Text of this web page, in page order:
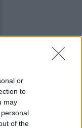
or
to
may
of the